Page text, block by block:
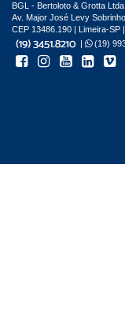
BGL - Bertoloto & Grotta
Av. Major José Levy
CEP 13486.190 | Limeira-SP
|
(19)